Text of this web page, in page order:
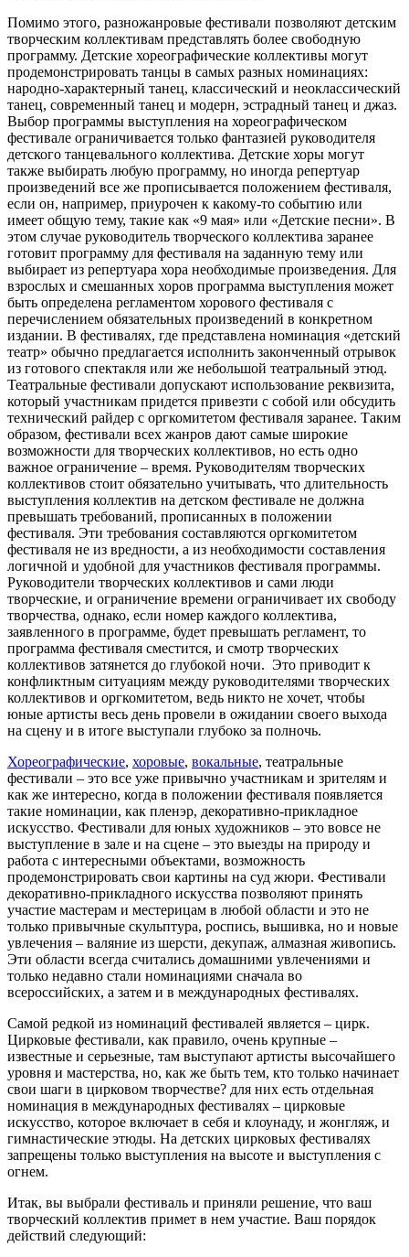
Помимо этого, разножанровые фестивали позволяют детским
творческим коллективам представлять более свободную
программу. Детские хореографические коллективы могут
продемонстрировать танцы в самых разных номинациях:
народно-характерный танец, классический и неоклассический
танец, современный танец и модерн, эстрадный танец и джаз.
Выбор программы выступления на хореографическом
фестивале ограничивается только фантазией руководителя
детского танцевального коллектива. Детские хоры могут
также выбирать любую программу, но иногда репертуар
произведений все же прописывается положением фестиваля,
если он, например, приурочен к какому-то событию или
имеет общую тему, такие как «9 мая» или «Детские песни». В
этом случае руководитель творческого коллектива заранее
готовит программу для фестиваля на заданную тему или
выбирает из репертуара хора необходимые произведения. Для
взрослых и смешанных хоров программа выступления может
быть определена регламентом хорового фестиваля с
перечислением обязательных произведений в конкретном
издании. В фестивалях, где представлена номинация «детский
театр» обычно предлагается исполнить законченный отрывок
из готового спектакля или же небольшой театральный этюд.
Театральные фестивали допускают использование реквизита,
который участникам придется привезти с собой или обсудить
технический райдер с оргкомитетом фестиваля заранее. Таким
образом, фестивали всех жанров дают самые широкие
возможности для творческих коллективов, но есть одно
важное ограничение – время. Руководителям творческих
коллективов стоит обязательно учитывать, что длительность
выступления коллектив на детском фестивале не должна
превышать требований, прописанных в положении
фестиваля. Эти требования составляются оргкомитетом
фестиваля не из вредности, а из необходимости составления
логичной и удобной для участников фестиваля программы.
Руководители творческих коллективов и сами люди
творческие, и ограничение времени ограничивает их свободу
творчества, однако, если номер каждого коллектива,
заявленного в программе, будет превышать регламент, то
программа фестиваля сместится, и смотр творческих
коллективов затянется до глубокой ночи. Это приводит к
конфликтным ситуациям между руководителями творческих
коллективов и оргкомитетом, ведь никто не хочет, чтобы
юные артисты весь день провели в ожидании своего выхода
на сцену и в итоге выступали глубоко за полночь.
Хореографические, хоровые, вокальные, театральные
фестивали – это все уже привычно участникам и зрителям и
как же интересно, когда в положении фестиваля появляется
такие номинации, как пленэр, декоративно-прикладное
искусство. Фестивали для юных художников – это вовсе не
выступление в зале и на сцене – это выезды на природу и
работа с интересными объектами, возможность
продемонстрировать свои картины на суд жюри. Фестивали
декоративно-прикладного искусства позволяют принять
участие мастерам и местерицам в любой области и это не
только привычные скульптура, роспись, вышивка, но и новые
увлечения – валяние из шерсти, декупаж, алмазная живопись.
Эти области всегда считались домашними увлечениями и
только недавно стали номинациями сначала во
всероссийских, а затем и в международных фестивалях.
Самой редкой из номинаций фестивалей является – цирк.
Цирковые фестивали, как правило, очень крупные –
известные и серьезные, там выступают артисты высочайшего
уровня и мастерства, но, как же быть тем, кто только начинает
свои шаги в цирковом творчестве? для них есть отдельная
номинация в международных фестивалях – цирковые
искусство, которое включает в себя и клоунаду, и жонгляж, и
гимнастические этюды. На детских цирковых фестивалях
запрещены только выступления на высоте и выступления с
огнем.
Итак, вы выбрали фестиваль и приняли решение, что ваш
творческий коллектив примет в нем участие. Ваш порядок
действий следующий: